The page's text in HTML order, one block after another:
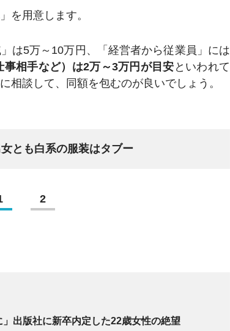
を用意します。
は5万～10万円、「経営者から従業員」には
相手など）は2万～3万円が目安 といわれて
相談して、同額を包むのが良いでしょう。
とも白系の服装はタブー
2
」出版社に新卒内定した22歳女性の絶望